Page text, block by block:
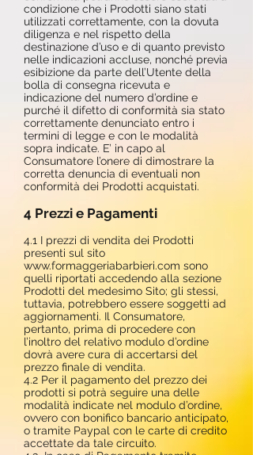
condizione che i Prodotti siano stati
utilizzati correttamente, con la dovuta
diligenza e nel rispetto della
destinazione d’uso e di quanto previsto
nelle indicazioni accluse, nonché previa
esibizione da parte dell’Utente della
bolla di consegna ricevuta e
indicazione del numero d’ordine e
purché il difetto di conformità sia stato
correttamente denunciato entro i
termini di legge e con le modalità
sopra indicate. E’ in capo al
Consumatore l’onere di dimostrare la
corretta denuncia di eventuali non
conformità dei Prodotti acquistati.
4 Prezzi e Pagamenti
4.1 I prezzi di vendita dei Prodotti
presenti sul sito
www.formaggeriabarbieri.com sono
quelli riportati accedendo alla sezione
Prodotti del medesimo Sito; gli stessi,
tuttavia, potrebbero essere soggetti ad
aggiornamenti. Il Consumatore,
pertanto, prima di procedere con
l’inoltro del relativo modulo d’ordine
dovrà avere cura di accertarsi del
prezzo finale di vendita.
4.2 Per il pagamento del prezzo dei
prodotti si potrà seguire una delle
modalità indicate nel modulo d’ordine,
ovvero con bonifico bancario anticipato,
o tramite Paypal con le carte di credito
accettate da tale circuito.